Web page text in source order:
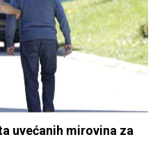
uvećanih mirovina za